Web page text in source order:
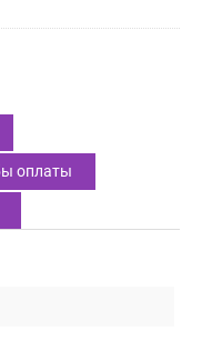
оплаты